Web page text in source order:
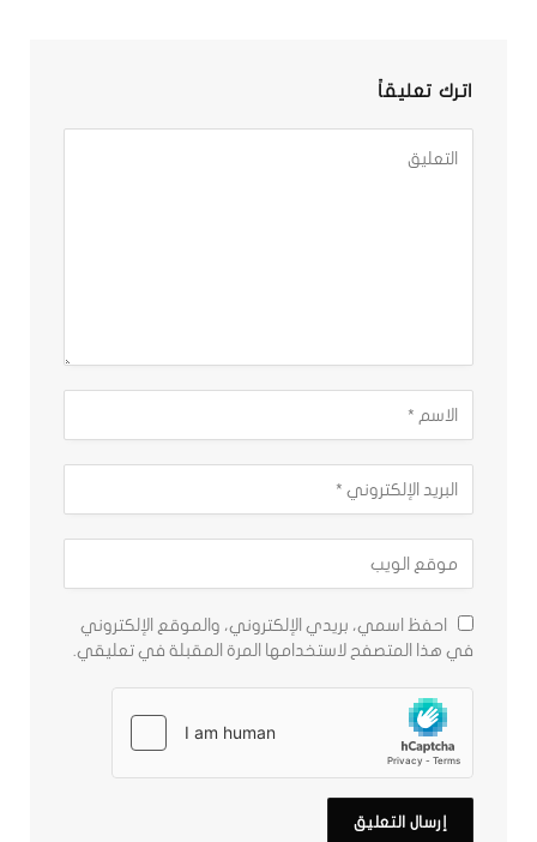
اترك تعليقاً
احفظ اسمي، بريدي الإلكتروني، والموقع الإلكتروني
في هذا المتصفح لاستخدامها المرة المقبلة في تعليقي.